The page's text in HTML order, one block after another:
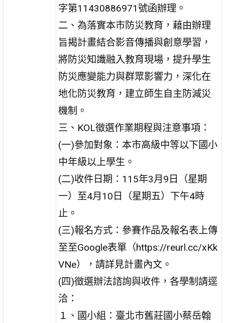
字第11430886971號函辦理。
二、為落實本市防災教育，藉由辦理
旨揭計畫結合影音傳播與創意學習，
將防災知識融入教育現場，提升學生
防災應變能力與群眾影響力，深化在
地化防災教育，建立師生自主防減災
機制。
三、KOL徵選作業期程與注意事項：
(一)參加對象：本市高級中等以下國小
中年級以上學生。
(二)收件日期：115年3月9日（星期
一）至4月10日（星期五）下午4時
止。
(三)報名方式：參賽作品及報名表上傳
至至Google表單（https://reurl.cc/xKk
VNe），請詳見計畫內文。
(四)徵選辦法諮詢與收件，各學制請逕
洽：
１、國小組：臺北市舊莊國小蔡岳翰